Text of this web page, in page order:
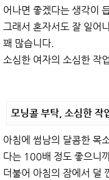
어나면 좋겠다는 생각이
그래서 혼자서도 잘 일어
꽤 많습니다.
소심한 여자의 소심한 작
모닝콜 부탁, 소심한 작
아침에 썸남의 달콤한 목
다는 100배 정도 좋으니
더불어 아침의 잠에서 덜